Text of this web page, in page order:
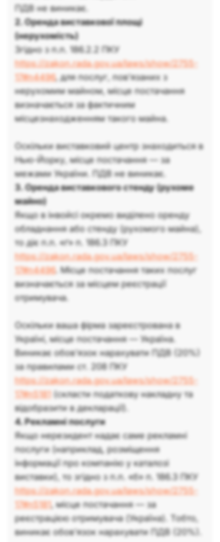
ПДВ не виникає.
2. Оренда виставкової площі
(нерухомість)
Згідно з п.п. 186.2.2 ПКУ
https://zakon.rada.gov.ua/laws/show/2755-
17#n4496, для послуг, пов'язаних з
нерухомим майном, місце постачання
визначається за фактичним
місцезнаходженням такого майна.
Оскільки виставковий центр знаходиться в
Нью-Йорку, місце постачання — за
межами України. ПДВ не виникає.
3. Оренда виставкового стенду (рухоме
майно)
Якщо в інвойсі окремо виділено оренду
обладнання або стенду (рухомого майна),
то діє п.п. «ґ» п. 186.3 ПКУ
https://zakon.rada.gov.ua/laws/show/2755-
17#n4496. Місце постачання таких послуг
визначається за місцем реєстрації
отримувача.
Оскільки ваша фірма зареєстрована в
Україні, місце постачання — Україна.
Виникає обов'язок нарахувати ПДВ (20%)
за правилами ст. 208 ПКУ
https://zakon.rada.gov.ua/laws/show/2755-
17#n5181
(скласти податкову накладну та
відобразити в декларації).
4. Рекламні послуги
Якщо нерезидент надає саме рекламні
послуги (наприклад, розміщення
інформації про компанію у каталозі
виставки), то згідно з п.п. «б» п. 186.3 ПКУ
https://zakon.rada.gov.ua/laws/show/2755-
17#n5181, місце постачання — за
реєстрацією отримувача (Україна). Тобто,
виникає обов'язок нарахувати ПДВ (20%).